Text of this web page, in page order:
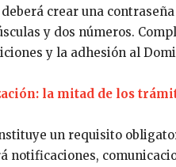
crear una
y dos números.
y la adhesión al
la mitad de los
un requisito
notificaciones,